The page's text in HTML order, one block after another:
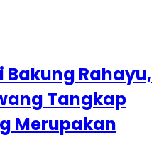
Bakung Rahayu,
Tangkap
Merupakan